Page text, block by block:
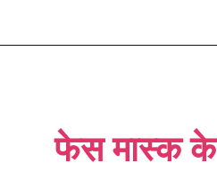
फेस मास्क